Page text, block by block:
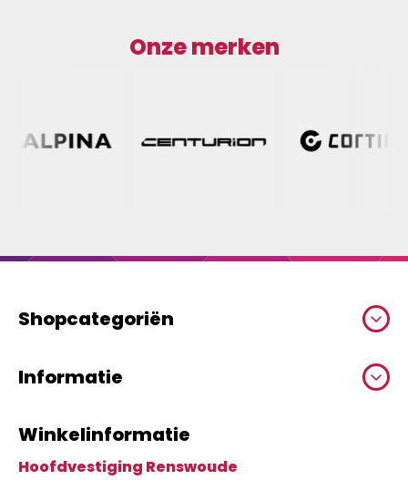
Onze merken
Shopcategoriën
Informatie
Winkelinformatie
Hoofdvestiging Renswoude